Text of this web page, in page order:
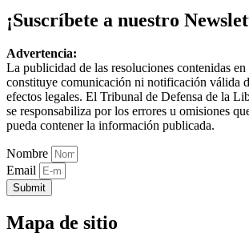
¡Suscríbete a nuestro
Advertencia:
La publicidad de las resoluciones contenidas en
constituye comunicación ni notificación válida
efectos legales. El Tribunal de Defensa de la
se responsabiliza por los errores u omisiones
pueda contener la información publicada.
Nombre
Email
Submit
Mapa de sitio